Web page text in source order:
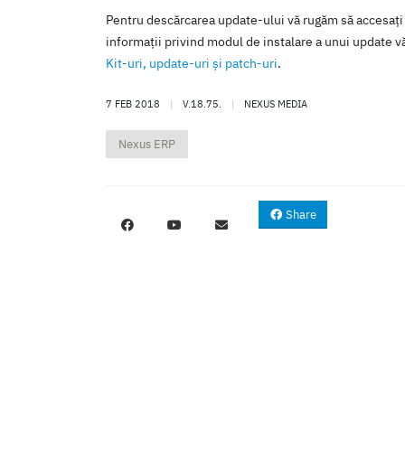
Pentru descărcarea update-ului vă rugăm să
informaţii privind modul de instalare a unui update
Kit-uri, update-uri şi patch-uri.
7 FEB 2018 | V.18.75. | NEXUS MEDIA
Nexus ERP
Share